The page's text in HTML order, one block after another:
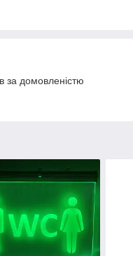
за домовленістю